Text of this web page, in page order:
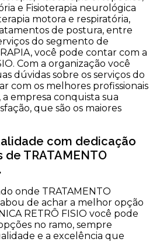
e Fisioterapia neurológica
motora e respiratória,
de postura, entre
do segmento de
você pode contar com a
Com a organização você
dúvidas sobre os serviços do
com os melhores profissionais
a empresa conquista sua
que são os maiores
com dedicação
TRATAMENTO
onde TRATAMENTO
de achar a melhor opção
RETRÔ FISIO você pode
no ramo, sempre
e a excelência que